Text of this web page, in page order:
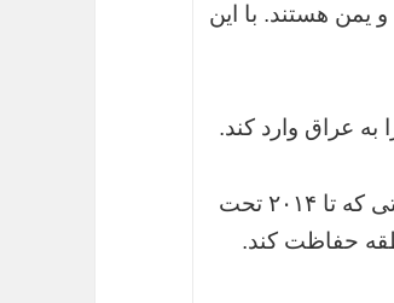
یمن هستند. با این
عراق وارد کند.
بنا به این گزارش ها،حماس در بازپس گیری کرکوک، شهر نفتی که تا ۲۰۱۴ تحت
حفاظت کند.